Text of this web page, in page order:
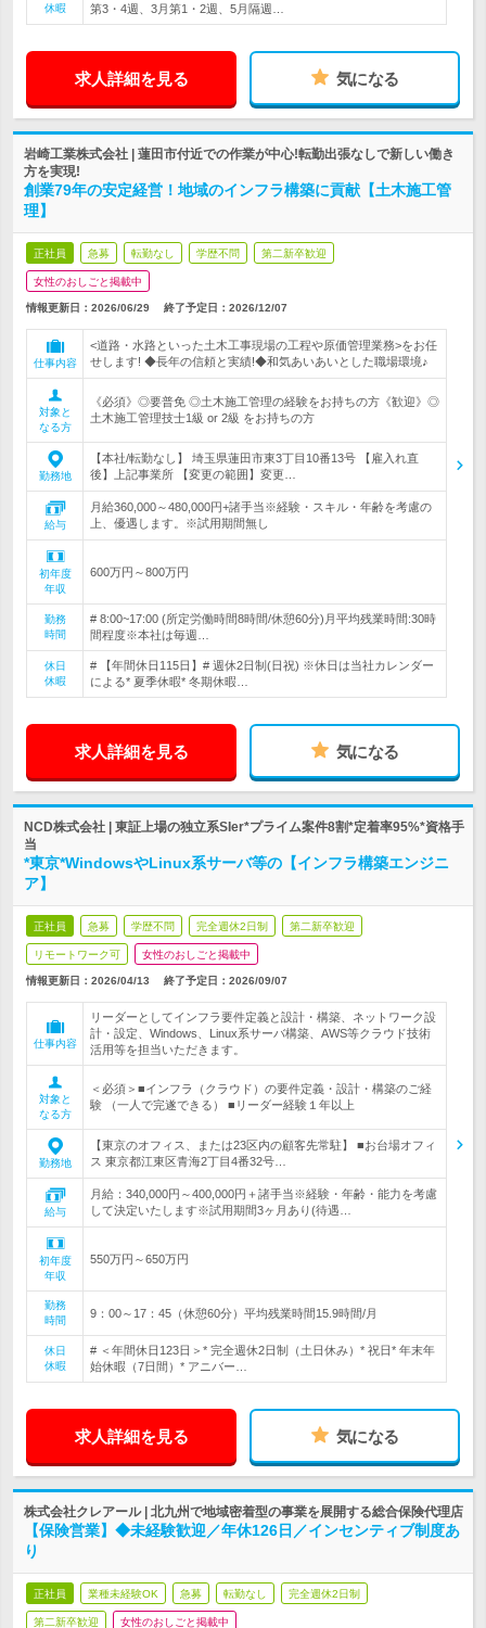
休暇
第3・4週、3月第1・2週、5月隔週…
求人詳細を見る 気になる
岩崎工業株式会社 | 蓮田市付近での作業が中心!転勤出張なしで新しい働き
方を実現!
創業79年の安定経営！地域のインフラ構築に貢献【土木施工管
理】
正社員 急募 転勤なし 学歴不問 第二新卒歓迎
女性のおしごと掲載中
情報更新日：2026/06/29 終了予定日： 2026/12/07
仕事内容
<道路・水路といった土木工事現場の工程や原価管理業務>をお任
せします! ◆長年の信頼と実績!◆和気あいあいとした職場環境♪
対象と
なる方
《必須》◎要普免 ◎土木施工管理の経験をお持ちの方《歓迎》◎
土木施工管理技士1級 or 2級 をお持ちの方
勤務地
【本社/転勤なし】 埼玉県蓮田市東3丁目10番13号 【雇入れ直
後】上記事業所 【変更の範囲】変更…
給与
月給360,000～480,000円+諸手当※経験・スキル・年齢を考慮の
上、優遇します。※試用期間無し
初年度
年収
600万円～800万円
勤務
時間
# 8:00~17:00 (所定労働時間8時間/休憩60分)月平均残業時間:30時
間程度※本社は毎週…
休日
休暇
# 【年間休日115日】# 週休2日制(日祝) ※休日は当社カレンダー
による* 夏季休暇* 冬期休暇…
求人詳細を見る 気になる
NCD株式会社 | 東証上場の独立系SIer*プライム案件8割*定着率95%*資格手
当
*東京*WindowsやLinux系サーバ等の【インフラ構築エンジニ
ア】
正社員 急募 学歴不問 完全週休2日制 第二新卒歓迎
リモートワーク可 女性のおしごと掲載中
情報更新日：2026/04/13 終了予定日： 2026/09/07
仕事内容
リーダーとしてインフラ要件定義と設計・構築、ネットワーク設
計・設定、Windows、Linux系サーバ構築、AWS等クラウド技術
活用等を担当いただきます。
対象と
なる方
＜必須＞■インフラ（クラウド）の要件定義・設計・構築のご経
験 （一人で完遂できる） ■リーダー経験１年以上
勤務地
【東京のオフィス、または23区内の顧客先常駐】 ■お台場オフィ
ス 東京都江東区青海2丁目4番32号…
給与
月給：340,000円～400,000円＋諸手当※経験・年齢・能力を考慮
して決定いたします※試用期間3ヶ月あり(待遇…
初年度
年収
550万円～650万円
勤務
時間
9：00～17：45（休憩60分）平均残業時間15.9時間/月
休日
休暇
# ＜年間休日123日＞* 完全週休2日制（土日休み）* 祝日* 年末年
始休暇（7日間）* アニバー…
求人詳細を見る 気になる
株式会社クレアール | 北九州で地域密着型の事業を展開する総合保険代理店
【保険営業】◆未経験歓迎／年休126日／インセンティブ制度あ
り
正社員 業種未経験OK 急募 転勤なし 完全週休2日制
第二新卒歓迎 女性のおしごと掲載中